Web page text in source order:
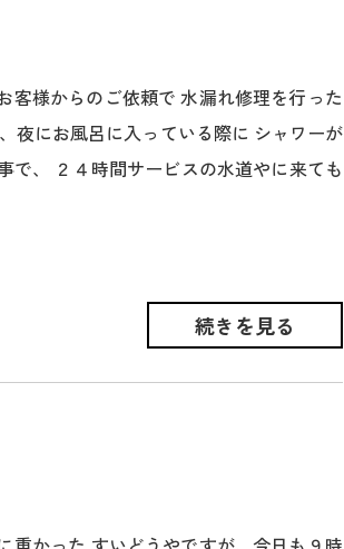
客様からのご依頼で 水漏れ修理を行った
夜にお風呂に入っている際に シャワーが
で、 ２４時間サービスの水道やに来ても
続きを見る